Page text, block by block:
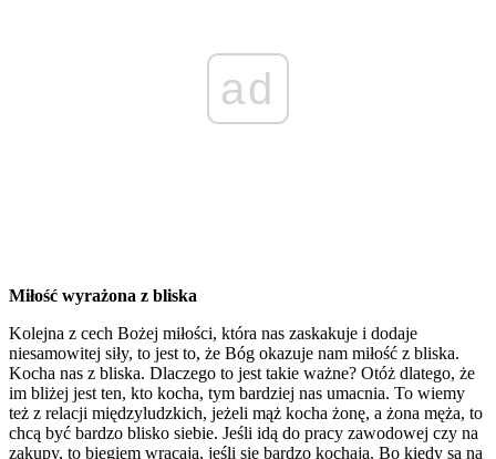
ad
Miłość wyrażona z bliska
Kolejna z cech Bożej miłości, która nas zaskakuje i dodaje
niesamowitej siły, to jest to, że Bóg okazuje nam miłość z bliska.
Kocha nas z bliska. Dlaczego to jest takie ważne? Otóż dlatego, że
im bliżej jest ten, kto kocha, tym bardziej nas umacnia. To wiemy
też z relacji międzyludzkich, jeżeli mąż kocha żonę, a żona męża, to
chcą być bardzo blisko siebie. Jeśli idą do pracy zawodowej czy na
zakupy, to biegiem wracają, jeśli się bardzo kochają. Bo kiedy są na